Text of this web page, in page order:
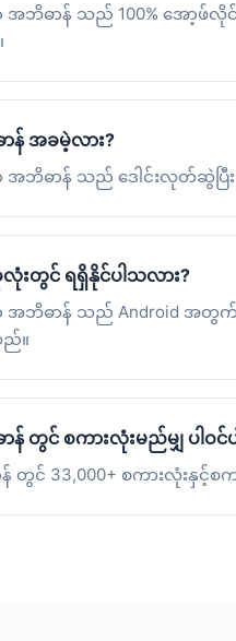
အဘိဓာန် သည် 100% အော့ဖ်
န် အခမဲ့လား?
ဘိဓာန် သည် ဒေါင်းလုတ်ဆွဲပြီ
လုံးတွင် ရရှိနိုင်ပါသလား?
ဘိဓာန် သည် Android အတွက်
ည်။
န် တွင် စကားလုံးမည်မျှ ပါဝ
တွင် 33,000+ စကားလုံးနှင့်စကာ